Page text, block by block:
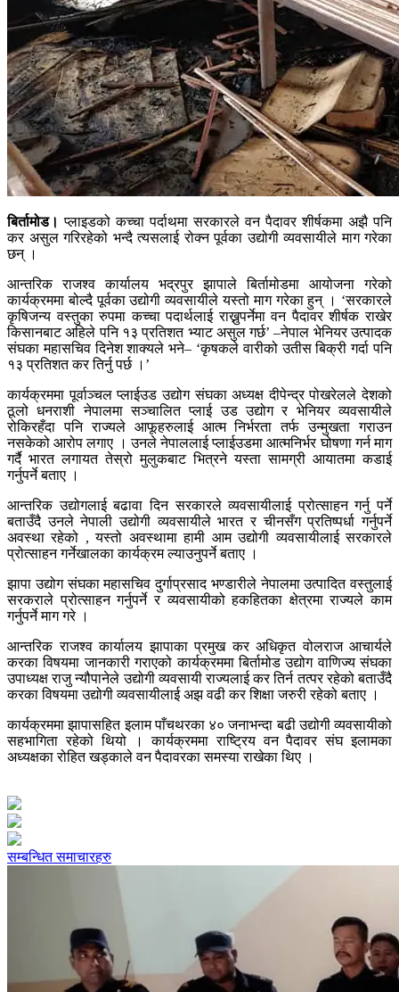
बिर्तामोड।प्लाइडको कच्चा पर्दाथमा सरकारले वन पैदावर शीर्षकमा अझै पनि
कर असुल गरिरहेको भन्दै त्यसलाई रोक्न पूर्वका उद्योगी व्यवसायीले माग गरेका
छन् ।
आन्तरिक राजश्व कार्यालय भद्रपुर झापाले बिर्तामोडमा आयोजना गरेको
कार्यक्रममा बोल्दै पूर्वका उद्योगी व्यवसायीले यस्तो माग गरेका हुन् । ‘सरकारले
कृषिजन्य वस्तुका रुपमा कच्चा पदार्थलाई राख्नुपर्नेमा वन पैदावर शीर्षक राखेर
किसानबाट अहिले पनि १३ प्रतिशत भ्याट असुल गर्छ’ –नेपाल भेनियर उत्पादक
संघका महासचिव दिनेश शाक्यले भने– ‘कृषकले वारीको उतीस बिक्री गर्दा पनि
१३ प्रतिशत कर तिर्नु पर्छ ।’
कार्यक्रममा पूर्वाञ्चल प्लाईउड उद्योग संघका अध्यक्ष दीपेन्द्र पोखरेलले देशको
ठूलो धनराशी नेपालमा सञ्चालित प्लाई उड उद्योग र भेनियर व्यवसायीले
रोकिरहँदा पनि राज्यले आफूहरुलाई आत्म निर्भरता तर्फ उन्मुखता गराउन
नसकेको आरोप लगाए । उनले नेपाललाई प्लाईउडमा आत्मनिर्भर घोषणा गर्न माग
गर्दै भारत लगायत तेस्रो मुलुकबाट भित्रने यस्ता सामग्री आयातमा कडाई
गर्नुपर्ने बताए ।
आन्तरिक उद्योगलाई बढावा दिन सरकारले व्यवसायीलाई प्रोत्साहन गर्नु पर्ने
बताउँदै उनले नेपाली उद्योगी व्यवसायीले भारत र चीनसँग प्रतिष्पर्धा गर्नुपर्ने
अवस्था रहेको , यस्तो अवस्थामा हामी आम उद्योगी व्यवसायीलाई सरकारले
प्रोत्साहन गर्नेखालका कार्यक्रम ल्याउनुपर्ने बताए ।
झापा उद्योग संघका महासचिव दुर्गाप्रसाद भण्डारीले नेपालमा उत्पादित वस्तुलाई
सरकराले प्रोत्साहन गर्नुपर्ने र व्यवसायीको हकहितका क्षेत्रमा राज्यले काम
गर्नुपर्ने माग गरे ।
आन्तरिक राजश्व कार्यालय झापाका प्रमुख कर अधिकृत वोलराज आचार्यले
करका विषयमा जानकारी गराएको कार्यक्रममा बिर्तामोड उद्योग वाणिज्य संघका
उपाध्यक्ष राजु न्यौपानेले उद्योगी व्यवसायी राज्यलाई कर तिर्न तत्पर रहेको बताउँदै
करका विषयमा उद्योगी व्यवसायीलाई अझ वढी कर शिक्षा जरुरी रहेको बताए ।
कार्यक्रममा झापासहित इलाम पाँचथरका ४० जनाभन्दा बढी उद्योगी व्यवसायीको
सहभागिता रहेको थियो । कार्यक्रममा राष्ट्रिय वन पैदावर संघ इलामका
अध्यक्षका रोहित खड्काले वन पैदावरका समस्या राखेका थिए ।
सम्बन्धित समाचारहरु